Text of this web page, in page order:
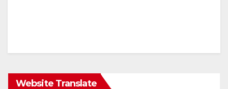
Website Translate